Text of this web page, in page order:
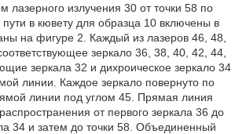
лазерного излучения 30 от точки 58 по
в кювету для образца 10 включены в
на фигуре 2. Каждый из лазеров 46, 48,
зеркало 36, 38, 40, 42, 44,
зеркала 32 и дихроическое зеркало 34
линии. Каждое зеркало повернуто по
линии под углом 45. Прямая линия
от первого зеркала 36 до
34 и затем до точки 58. Объединенный